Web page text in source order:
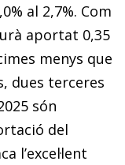
al 2,7%. Com
aportat 0,35
menys que
dues terceres
són
del
l’excel·lent